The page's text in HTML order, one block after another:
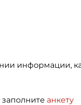
информации,
заполните анкету